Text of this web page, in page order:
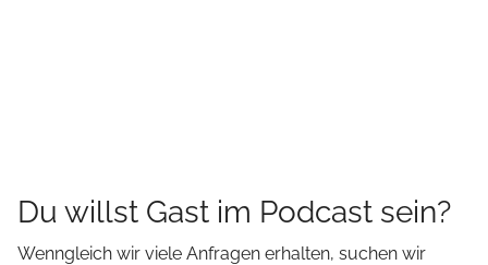
Du willst Gast im Podcast sein?
Wenngleich wir viele Anfragen erhalten, suchen wir